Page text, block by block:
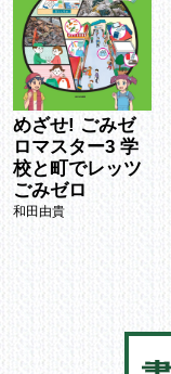
めざせ! ごみゼ
ロマスター3 学
校と町でレッツ
ごみゼロ
和田由貴